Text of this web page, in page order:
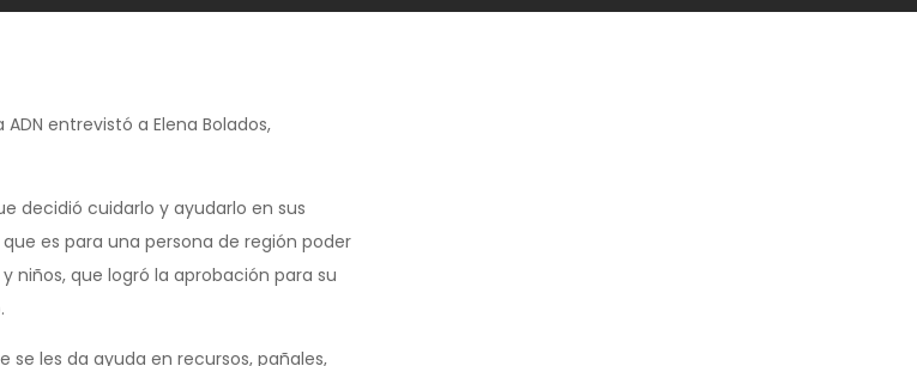
entrevistó a Elena Bolados,
decidió cuidarlo y ayudarlo en sus
es para una persona de región poder
niños, que logró la aprobación para su
se les da ayuda en recursos, pañales,